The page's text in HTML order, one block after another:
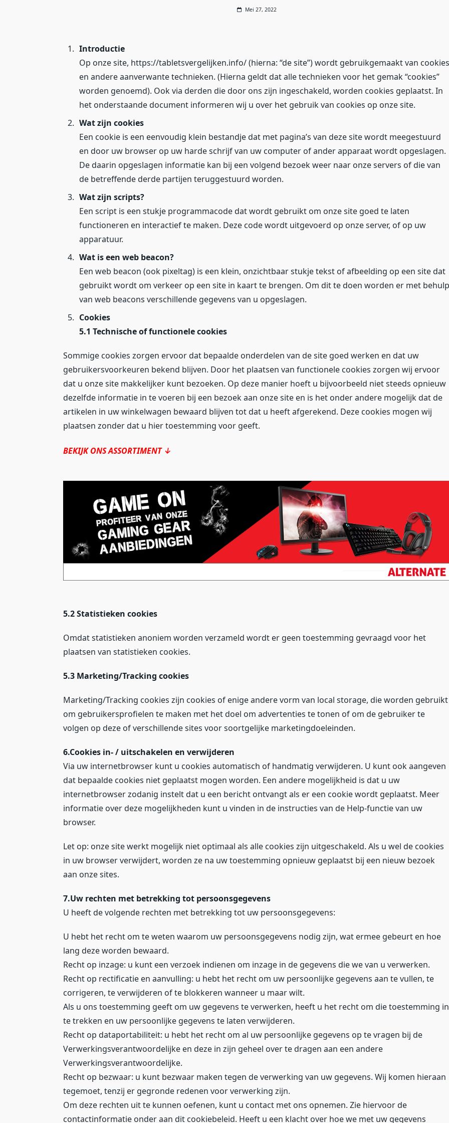
Mei 27, 2022
Introductie
Op onze site, https://tabletsvergelijken.info/ (hierna: “de site”) wordt gebruikgemaakt van cookies
en andere aanverwante technieken. (Hierna geldt dat alle technieken voor het gemak “cookies”
worden genoemd). Ook via derden die door ons zijn ingeschakeld, worden cookies geplaatst. In
het onderstaande document informeren wij u over het gebruik van cookies op onze site.
Wat zijn cookies
Een cookie is een eenvoudig klein bestandje dat met pagina’s van deze site wordt meegestuurd
en door uw browser op uw harde schrijf van uw computer of ander apparaat wordt opgeslagen.
De daarin opgeslagen informatie kan bij een volgend bezoek weer naar onze servers of die van
de betreffende derde partijen teruggestuurd worden.
Wat zijn scripts?
Een script is een stukje programmacode dat wordt gebruikt om onze site goed te laten
functioneren en interactief te maken. Deze code wordt uitgevoerd op onze server, of op uw
apparatuur.
Wat is een web beacon?
Een web beacon (ook pixeltag) is een klein, onzichtbaar stukje tekst of afbeelding op een site dat
gebruikt wordt om verkeer op een site in kaart te brengen. Om dit te doen worden er met behulp
van web beacons verschillende gegevens van u opgeslagen.
Cookies
5.1 Technische of functionele cookies
Sommige cookies zorgen ervoor dat bepaalde onderdelen van de site goed werken en dat uw
gebruikersvoorkeuren bekend blijven. Door het plaatsen van functionele cookies zorgen wij ervoor
dat u onze site makkelijker kunt bezoeken. Op deze manier hoeft u bijvoorbeeld niet steeds opnieuw
dezelfde informatie in te voeren bij een bezoek aan onze site en is het onder andere mogelijk dat de
artikelen in uw winkelwagen bewaard blijven tot dat u heeft afgerekend. Deze cookies mogen wij
plaatsen zonder dat u hier toestemming voor geeft.
BEKIJK ONS ASSORTIMENT ↓
5.2 Statistieken cookies
Omdat statistieken anoniem worden verzameld wordt er geen toestemming gevraagd voor het
plaatsen van statistieken cookies.
5.3 Marketing/Tracking cookies
Marketing/Tracking cookies zijn cookies of enige andere vorm van local storage, die worden gebruikt
om gebruikersprofielen te maken met het doel om advertenties te tonen of om de gebruiker te
volgen op deze of verschillende sites voor soortgelijke marketingdoeleinden.
6.Cookies in- / uitschakelen en verwijderen
Via uw internetbrowser kunt u cookies automatisch of handmatig verwijderen. U kunt ook aangeven
dat bepaalde cookies niet geplaatst mogen worden. Een andere mogelijkheid is dat u uw
internetbrowser zodanig instelt dat u een bericht ontvangt als er een cookie wordt geplaatst. Meer
informatie over deze mogelijkheden kunt u vinden in de instructies van de Help-functie van uw
browser.
Let op: onze site werkt mogelijk niet optimaal als alle cookies zijn uitgeschakeld. Als u wel de cookies
in uw browser verwijdert, worden ze na uw toestemming opnieuw geplaatst bij een nieuw bezoek
aan onze sites.
7.Uw rechten met betrekking tot persoonsgegevens
U heeft de volgende rechten met betrekking tot uw persoonsgegevens:
U hebt het recht om te weten waarom uw persoonsgegevens nodig zijn, wat ermee gebeurt en hoe
lang deze worden bewaard.
Recht op inzage: u kunt een verzoek indienen om inzage in de gegevens die we van u verwerken.
Recht op rectificatie en aanvulling: u hebt het recht om uw persoonlijke gegevens aan te vullen, te
corrigeren, te verwijderen of te blokkeren wanneer u maar wilt.
Als u ons toestemming geeft om uw gegevens te verwerken, heeft u het recht om die toestemming in
te trekken en uw persoonlijke gegevens te laten verwijderen.
Recht op dataportabiliteit: u hebt het recht om al uw persoonlijke gegevens op te vragen bij de
Verwerkingsverantwoordelijke en deze in zijn geheel over te dragen aan een andere
Verwerkingsverantwoordelijke.
Recht op bezwaar: u kunt bezwaar maken tegen de verwerking van uw gegevens. Wij komen hieraan
tegemoet, tenzij er gegronde redenen voor verwerking zijn.
Om deze rechten uit te kunnen oefenen, kunt u contact met ons opnemen. Zie hiervoor de
contactinformatie onder aan dit cookiebeleid. Heeft u een klacht over hoe we met uw gegevens